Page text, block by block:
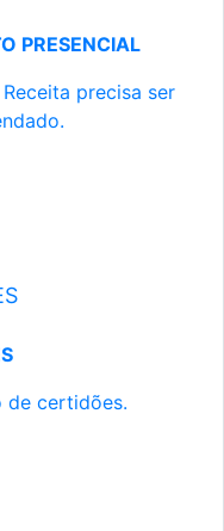
PRESENCIAL
precisa ser
de certidões.